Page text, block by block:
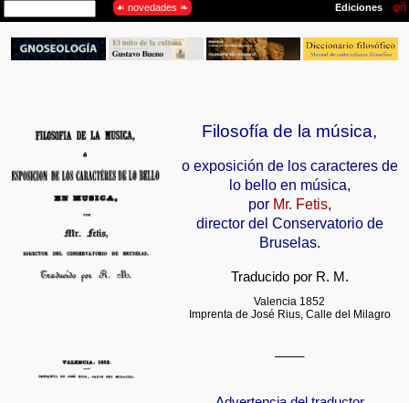
Filosofía de la música,
o exposición de los caracteres de
lo bello en música,
por Mr. Fetis,
director del Conservatorio de
Bruselas.
Traducido por R. M.
Valencia 1852
Imprenta de José Rius, Calle del Milagro
————